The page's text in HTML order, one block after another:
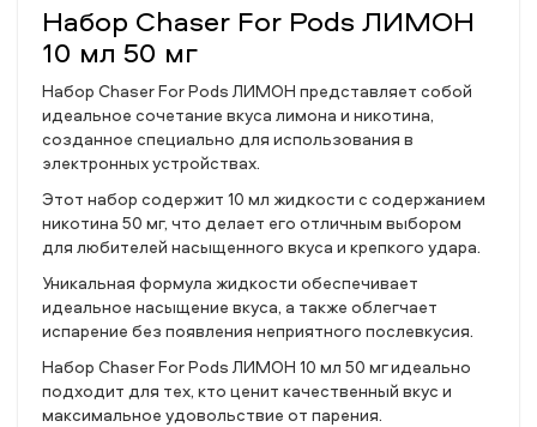
Набор Chaser For Pods ЛИМОН
10 мл 50 мг
Набор Chaser For Pods ЛИМОН представляет собой
идеальное сочетание вкуса лимона и никотина,
созданное специально для использования в
электронных устройствах.
Этот набор содержит 10 мл жидкости с содержанием
никотина 50 мг, что делает его отличным выбором
для любителей насыщенного вкуса и крепкого удара.
Уникальная формула жидкости обеспечивает
идеальное насыщение вкуса, а также облегчает
испарение без появления неприятного послевкусия.
Набор Chaser For Pods ЛИМОН 10 мл 50 мг идеально
подходит для тех, кто ценит качественный вкус и
максимальное удовольствие от парения.